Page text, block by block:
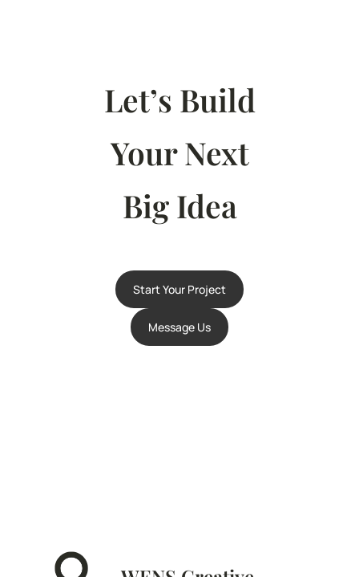
Let’s Build
Your Next
Big Idea
Start Your Project
Message Us